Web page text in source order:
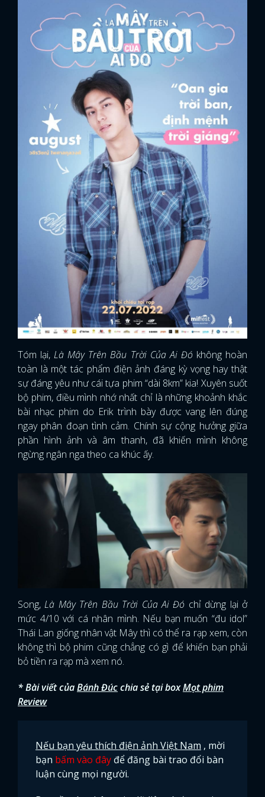
Tóm lại,Là Mây Trên Bầu Trời Của Ai Đó không hoàn
toàn là một tác phẩm điện ảnh đáng kỳ vọng hay thật
sự đáng yêu như cái tựa phim “dài 8km” kia! Xuyên suốt
bộ phim, điều mình nhớ nhất chỉ là những khoảnh khắc
bài nhạc phim do Erik trình bày được vang lên đúng
ngay phân đoạn tình cảm. Chính sự cộng hưởng giữa
phần hình ảnh và âm thanh, đã khiến mình không
ngừng ngân nga theo ca khúc ấy.
Song,Là Mây Trên Bầu Trời Của Ai Đó chỉ dừng lại ở
mức 4/10 với cá nhân mình. Nếu bạn muốn “đu idol”
Thái Lan giống nhân vật Mây thì có thể ra rạp xem, còn
không thì bộ phim cũng chẳng có gì để khiến bạn phải
bỏ tiền ra rạp mà xem nó.
* Bài viết củaBánh Đúcchia sẻ tại boxMọt phim
Review
Nếu bạn yêu thích điện ảnh Việt Nam , mời
bạn bấm vào đây để đăng bài trao đổi bàn
luận cùng mọi người.